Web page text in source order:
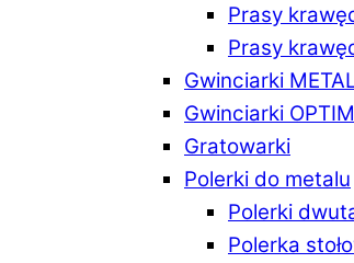
Prasy
Prasy
Gwinciarki
Gwinciarki
Gratowarki
Polerki do metalu
Polerki
Polerka